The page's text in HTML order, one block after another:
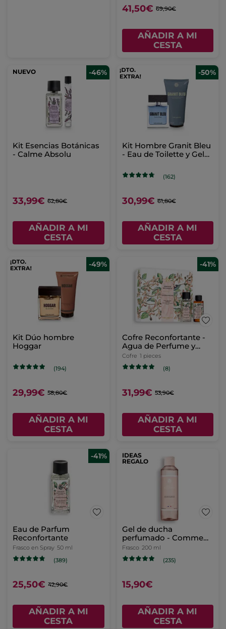
41,50€ 69,90€
AÑADIR A MI
CESTA
NUEVO -46%
Kit Esencias Botánicas
- Calme Absolu
33,99€ 62,80€
AÑADIR A MI
CESTA
-50%
Kit Hombre Granit Bleu
- Eau de Toilette y Gel
(162)
30,99€ 61,80€
AÑADIR A MI
CESTA
-49%
Kit Dúo hombre
Hoggar
(194)
29,99€ 58,80€
AÑADIR A MI
CESTA
-41%
Cofre Reconfortante -
Agua de Perfume y
Aceite de Masaje -
Essences Botaniques
Cofre 1 pieces
(8)
31,99€ 53,90€
AÑADIR A MI
CESTA
-41%
Eau de Parfum
Reconfortante
Frasco en Spray 50 ml
(389)
25,50€ 42,90€
AÑADIR A MI
CESTA
IDEAS
REGALO
Gel de ducha
perfumado - Comme
une Evidence
Frasco 200 ml
(235)
15,90€
AÑADIR A MI
CESTA